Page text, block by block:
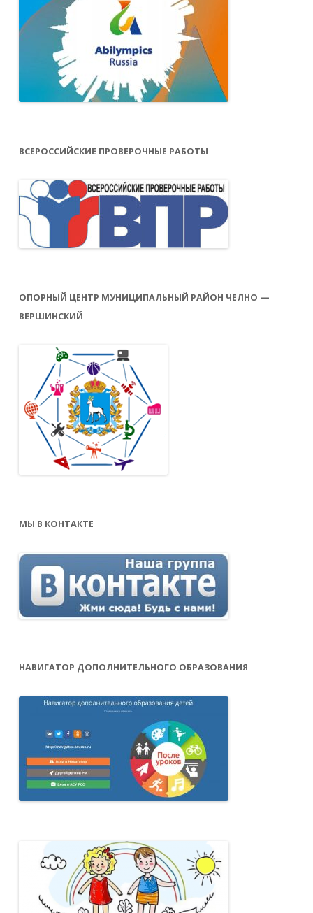
ВСЕРОССИЙСКИЕ ПРОВЕРОЧНЫЕ РАБОТЫ
ОПОРНЫЙ ЦЕНТР МУНИЦИПАЛЬНЫЙ РАЙОН ЧЕЛНО —
ВЕРШИНСКИЙ
МЫ В КОНТАКТЕ
НАВИГАТОР ДОПОЛНИТЕЛЬНОГО ОБРАЗОВАНИЯ